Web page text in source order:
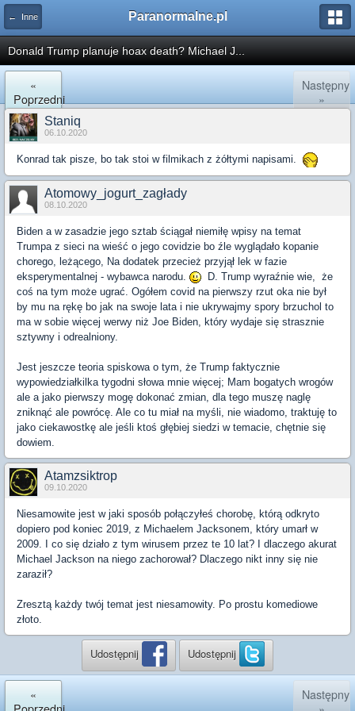
← Inne Paranormalne.pl
Donald Trump planuje hoax death? Michael J...
«
Poprzedni
Następny
»
Staniq
06.10.2020
Konrad tak pisze, bo tak stoi w filmikach z żółtymi napisami.
Atomowy_jogurt_zagłady
08.10.2020
Biden a w zasadzie jego sztab ściągał niemiłę wpisy na temat
Trumpa z sieci na wieść o jego covidzie bo źle wyglądało kopanie
chorego, leżącego, Na dodatek przecież przyjął lek w fazie
eksperymentalnej - wybawca narodu.
D. Trump wyraźnie wie, że
coś na tym może ugrać. Ogółem covid na pierwszy rzut oka nie był
by mu na rękę bo jak na swoje lata i nie ukrywajmy spory brzuchol to
ma w sobie więcej werwy niż Joe Biden, który wydaje się strasznie
sztywny i odrealniony.
Jest jeszcze teoria spiskowa o tym, że Trump faktycznie
wypowiedziałkilka tygodni słowa mnie więcej; Mam bogatych wrogów
ale a jako pierwszy mogę dokonać zmian, dla tego muszę naglę
zniknąć ale powrócę. Ale co tu miał na myśli, nie wiadomo, traktuję to
jako ciekawostkę ale jeśli ktoś głębiej siedzi w temacie, chętnie się
dowiem.
Atamzsiktrop
09.10.2020
Niesamowite jest w jaki sposób połączyłeś chorobę, którą odkryto
dopiero pod koniec 2019, z Michaelem Jacksonem, który umarł w
2009. I co się działo z tym wirusem przez te 10 lat? I dlaczego akurat
Michael Jackson na niego zachorował? Dlaczego nikt inny się nie
zaraził?
Zresztą każdy twój temat jest niesamowity. Po prostu komediowe
złoto.
Udostępnij Udostępnij
«
Następny